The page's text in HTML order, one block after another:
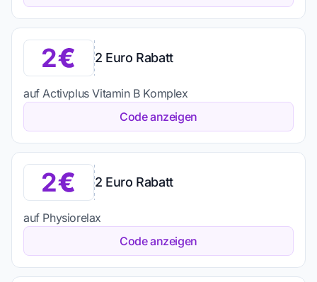
2 2 Euro Rabatt
auf Activplus Vitamin B Komplex
Code anzeigen
2 2 Euro Rabatt
auf Physiorelax
Code anzeigen